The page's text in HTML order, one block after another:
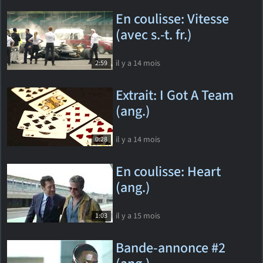
2:59
En coulisse: Vitesse
(avec s.-t. fr.)
il y a 14 mois
0:28
Extrait: I Got A Team
(ang.)
il y a 14 mois
1:03
En coulisse: Heart
(ang.)
il y a 15 mois
Bande-annonce #2